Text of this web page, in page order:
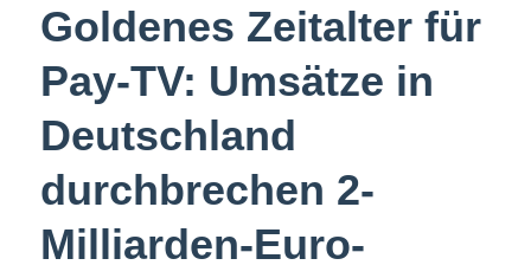
Goldenes Zeitalter für
Pay-TV: Umsätze in
Deutschland
durchbrechen 2-
Milliarden-Euro-